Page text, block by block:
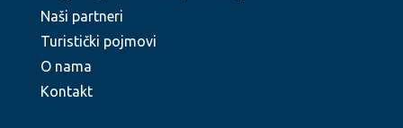
Naši partneri
Turistički pojmovi
O nama
Kontakt